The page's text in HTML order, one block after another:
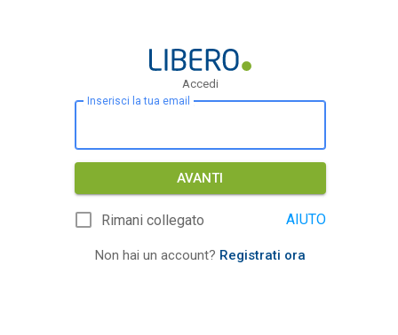
Accedi
Inserisci la tua email
AVANTI
Rimani collegato AIUTO
Non hai un account? Registrati ora